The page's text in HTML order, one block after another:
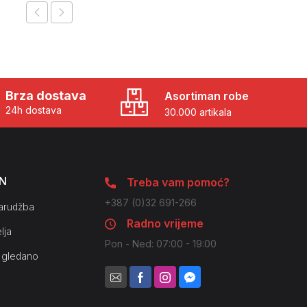
Brza dostava
24h dostava
Asortiman robe
30.000 artikala
Treba vam pomoć?
+387 (0)32 691-266
Radno vrijeme
Pon - Ned: 07:00 - 19:00